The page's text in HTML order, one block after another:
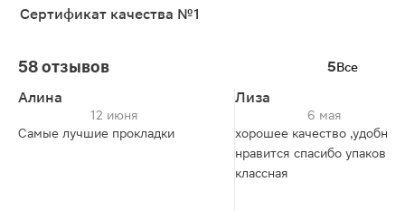
Сертификат качества №1
58 отзывов 5Все
Алина
12 июня
Самые лучшие прокладки
Лиза
6 мая
хорошее качество ,удобно
нравится спасибо упаковка
классная